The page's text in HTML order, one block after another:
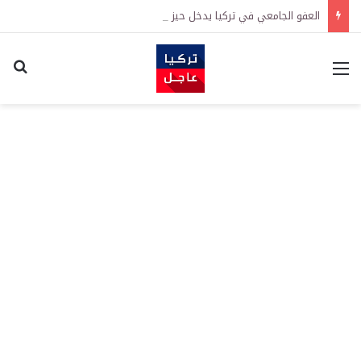
العفو الجامعي في تركيا يدخل حيز التنفيذ رسمياً
القائمة